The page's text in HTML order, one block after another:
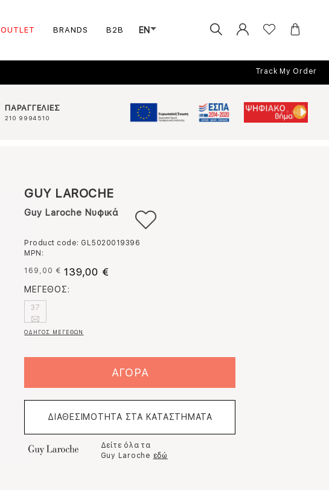
OUTLET BRANDS B2B EN
Track My Order
ΠΑΡΑΓΓΕΛΙΕΣ
210 9994510
GUY LAROCHE
Guy Laroche Νυφικά
Product code: GL5020019396
MPN:
169,00 € 139,00 €
ΜΕΓΕΘΟΣ:
37
ΟΔΗΓΟΣ ΜΕΓΕΘΩΝ
ΑΓΟΡΑ
ΔΙΑΘΕΣΙΜΟΤΗΤΑ ΣΤΑ ΚΑΤΑΣΤΗΜΑΤΑ
Δείτε όλα τα
Guy Laroche εδώ